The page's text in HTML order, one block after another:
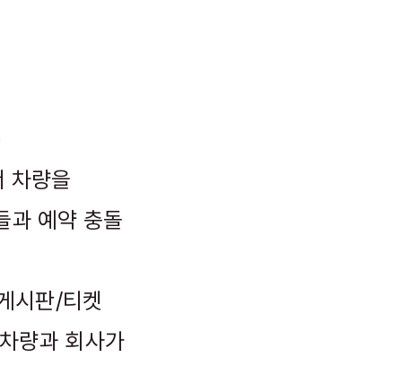
차량을
과 예약 충돌
시판/티켓
량과 회사가